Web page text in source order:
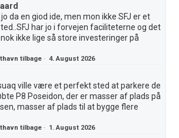
jo da en giod ide, men mon ikke SFJ er et
har jo i forvejen faciliteterne og det
ikke lige så store investeringer på
tilbage ·4. August 2026
ville være et perfekt sted at parkere de
P8 Poseidon, der er masser af plads på
masser af plads til at bygge flere
tilbage · 1. August 2026